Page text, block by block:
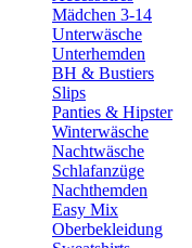
Mädchen 3-14
Unterwäsche
Unterhemden
BH & Bustiers
Slips
Panties & Hipster
Winterwäsche
Nachtwäsche
Schlafanzüge
Nachthemden
Easy Mix
Oberbekleidung